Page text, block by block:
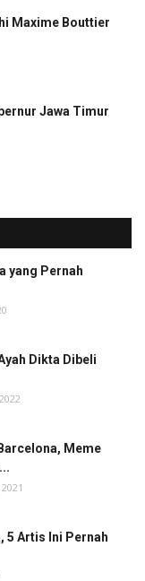
Maxime Bouttier
Jawa Timur
yang Pernah
Dikta Dibeli
Meme
5 Artis Ini Pernah